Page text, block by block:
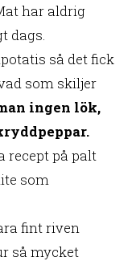
har aldrig
dags.
så det fick
som skiljer
ingen lök,
recept på palt
som
fint riven
så mycket